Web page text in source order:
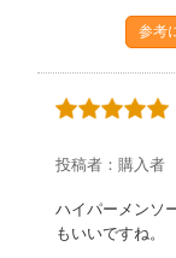
参考
投稿者：購入者
ハイパーメンソ
もいいですね。